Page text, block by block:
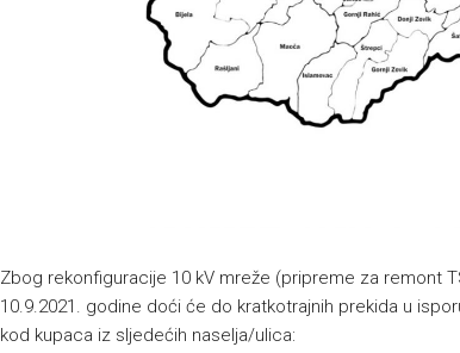
Zbog rekonfiguracije 10 kV mreže (pripreme za remont
10.9.2021. godine doći će do kratkotrajnih prekida u
kod kupaca iz sljedećih naselja/ulica: